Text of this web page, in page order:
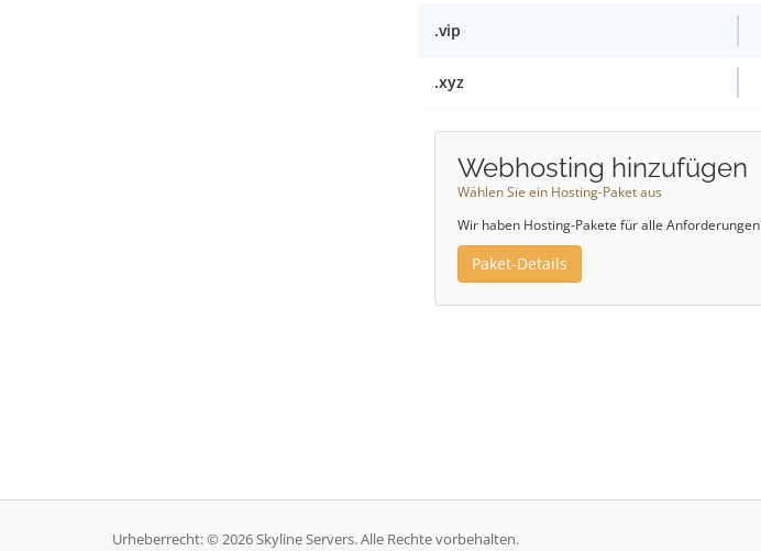
.vip
.xyz
Webhosting hinzufügen
Wählen Sie ein Hosting-Paket aus
Wir haben Hosting-Pakete für alle Anforderungen
Paket-Details
Urheberrecht: © 2026 Skyline Servers. Alle Rechte vorbehalten.